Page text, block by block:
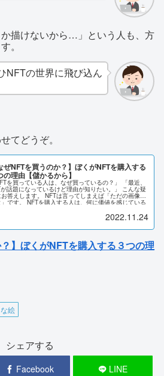
か描けないから…」という人も、方
。
NFTの世界に飛び込ん
てどうぞ。
ぜNFTを買うのか？】ぼくがNFTを購入する
の理由【儲かるから】
を買っている人は、なぜ買っているの？」 「最近、
話題になっているけど理由が知りたい。」 こんな疑
ます。 NFTは言ってしまえば「ただの画像デ
」です。 NFTを購入する人は、何に価値を感じている
・理由①：値上がりが期待できる ・理由②：コレク
ンとして楽しめる ・理由③：人と繋がることができる
で、詳しく解説します。
2022.11.24
？】ぼくがNFTを購入する３つの理
絵
シェアする
Facebook LINE